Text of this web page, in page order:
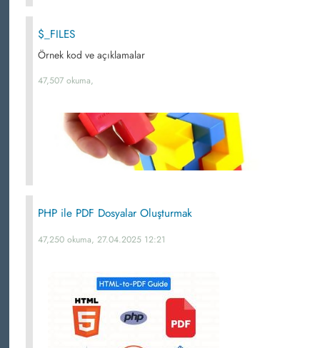
$_FILES
Örnek kod ve açıklamalar
47,507 okuma,
PHP ile PDF Dosyalar Oluşturmak
47,250 okuma, 27.04.2025 12:21